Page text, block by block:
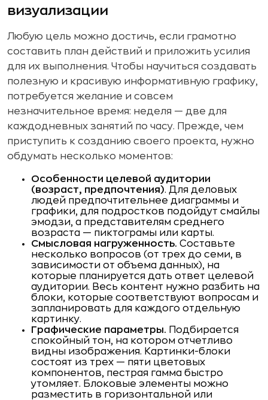
визуализации
Любую цель можно достичь, если грамотно
составить план действий и приложить усилия
для их выполнения. Чтобы научиться создавать
полезную и красивую информативную графику,
потребуется желание и совсем
незначительное время: неделя — две для
каждодневных занятий по часу. Прежде, чем
приступить к созданию своего проекта, нужно
обдумать несколько моментов:
Особенности целевой аудитории
(возраст, предпочтения). Для деловых
людей предпочтительнее диаграммы и
графики, для подростков подойдут смайлы
эмодзи, а представителям среднего
возраста — пиктограмы или карты.
Смысловая нагруженность. Составьте
несколько вопросов (от трех до семи, в
зависимости от объема данных), на
которые планируется дать ответ целевой
аудитории. Весь контент нужно разбить на
блоки, которые соответствуют вопросам и
запланировать для каждого отдельную
картинку.
Графические параметры. Подбирается
спокойный тон, на котором отчетливо
видны изображения. Картинки-блоки
состоят из трех — пяти цветовых
компонентов, пестрая гамма быстро
утомляет. Блоковые элементы можно
разместить в горизонтальной или